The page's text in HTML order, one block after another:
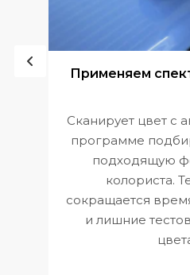
Применяем
Сканирует цвет с
программе
подходящую
колориста.
сокращается
и лишние